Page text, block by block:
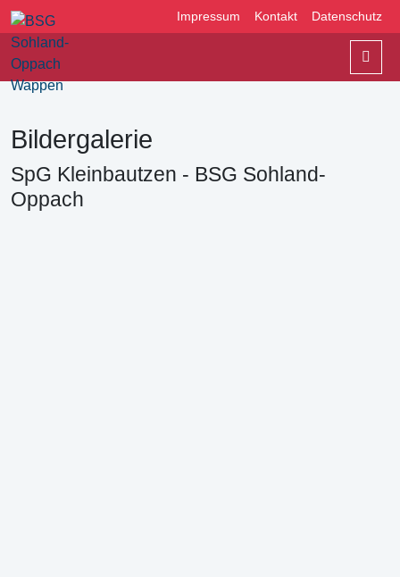
Impressum Kontakt Datenschutz
Bildergalerie
SpG Kleinbautzen - BSG Sohland-
Oppach